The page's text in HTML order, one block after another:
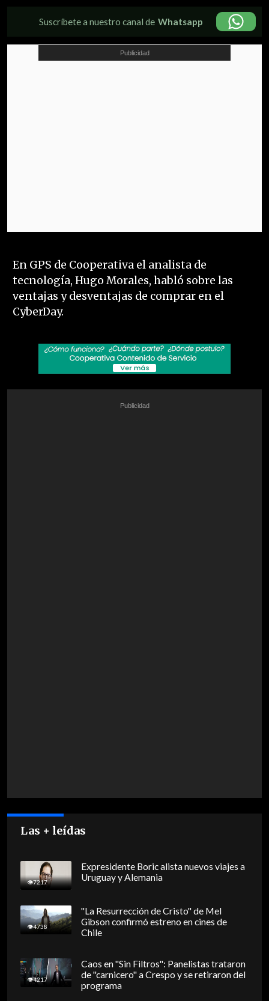
Suscríbete a nuestro canal de Whatsapp
En GPS de Cooperativa el analista de
tecnología, Hugo Morales, habló sobre las
ventajas y desventajas de comprar en el
CyberDay.
Las + leídas
7217
Expresidente Boric alista nuevos viajes a
Uruguay y Alemania
4738
"La Resurrección de Cristo" de Mel
Gibson confirmó estreno en cines de
Chile
4217
Caos en "Sin Filtros": Panelistas trataron
de "carnicero" a Crespo y se retiraron del
programa